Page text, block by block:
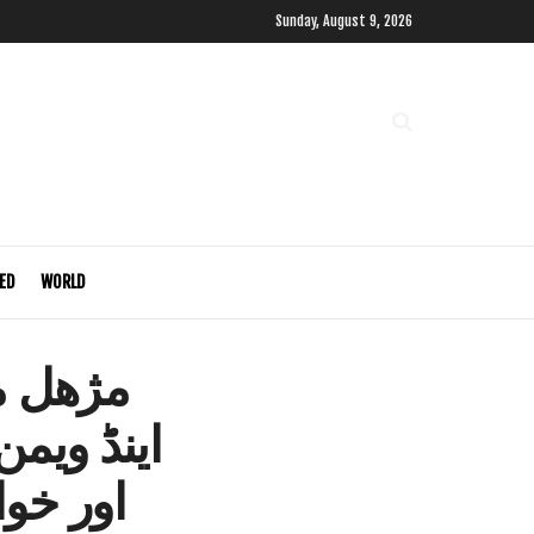
Sunday, August 9, 2026
WORLD
مژھل
اینڈ
اور